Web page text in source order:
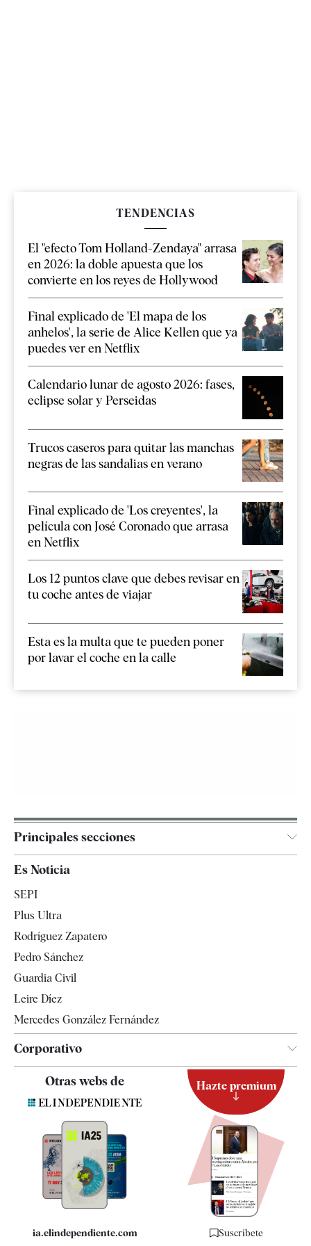
TENDENCIAS
El "efecto Tom Holland-Zendaya" arrasa
en 2026: la doble apuesta que los
convierte en los reyes de Hollywood
Final explicado de 'El mapa de los
anhelos', la serie de Alice Kellen que ya
puedes ver en Netflix
Calendario lunar de agosto 2026: fases,
eclipse solar y Perseidas
Trucos caseros para quitar las manchas
negras de las sandalias en verano
Final explicado de 'Los creyentes', la
película con José Coronado que arrasa
en Netflix
Los 12 puntos clave que debes revisar en
tu coche antes de viajar
Esta es la multa que te pueden poner
por lavar el coche en la calle
Principales secciones
España
Televisión
Es Noticia
SEPI
Plus Ultra
Rodríguez Zapatero
Pedro Sánchez
Guardia Civil
Leire Díez
Mercedes González Fernández
Corporativo
Contacto
Quiénes somos
Especificaciones
Otras webs de
ia.elindependiente.com
Hazte premium
Suscríbete